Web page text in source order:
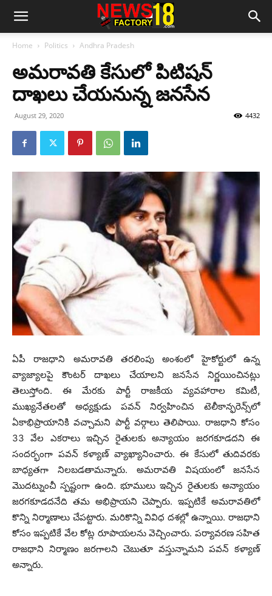
Home Politics Andhra Pradesh
అమరావతి కేసులో పిటిషన్
దాఖలు చేయనున్న జనసేన
August 29, 2020 4432
ఏపీ రాజధాని అమరావతి తరలింపు అంశంలో హైకోర్టులో ఉన్న
వ్యాజ్యాలపై కౌంటర్‌ దాఖలు చేయాలని జనసేన నిర్ణయించినట్లు
తెలుస్తోంది. ఈ మేరకు పార్టీ రాజకీయ వ్యవహారాల కమిటీ,
ముఖ్యనేతలతో అధ్యక్షుడు పవన్‌ నిర్వహించిన టెలీకాన్ఫరెన్స్‌లో
ఏకాభిప్రాయానికి వచ్చామని పార్టీ వర్గాలు తెలిపాయి. రాజధాని కోసం
33 వేల ఎకరాలు ఇచ్చిన రైతులకు అన్యాయం జరగకూడదని ఈ
సందర్భంగా పవన్‌ కళ్యాణ్‌ వ్యాఖ్యానించారు. ఈ కేసులో తుదివరకు
బాధ్యతగా నిలబడతామన్నారు. అమరావతి విషయంలో జనసేన
మొదట్నుంచీ స్పష్టంగా ఉంది. భూములు ఇచ్చిన రైతులకు అన్యాయం
జరగకూడదనేది తమ అభిప్రాయని చెప్పారు. ఇప్పటికే అమరావతిలో
కొన్ని నిర్మాణాలు చేపట్టారు. మరికొన్ని వివిధ దశల్లో ఉన్నాయి. రాజధాని
కోసం ఇప్పటికే వేల కోట్ల రూపాయలను వెచ్చించారు. పర్యావరణ సహిత
రాజధాని నిర్మాణం జరగాలని చెబుతూ వస్తున్నామని పవన్‌ కళ్యాణ్
అన్నారు.